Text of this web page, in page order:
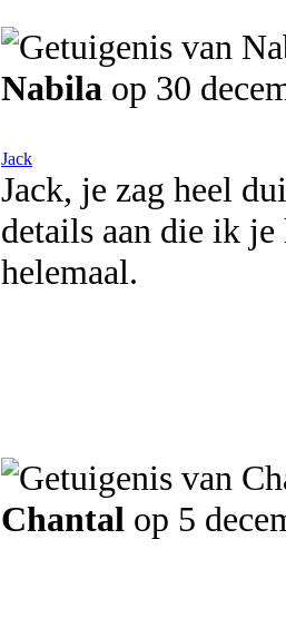
Nabila op 30
Jack
Jack, je zag heel
details aan die ik
helemaal.
Chantal op 5